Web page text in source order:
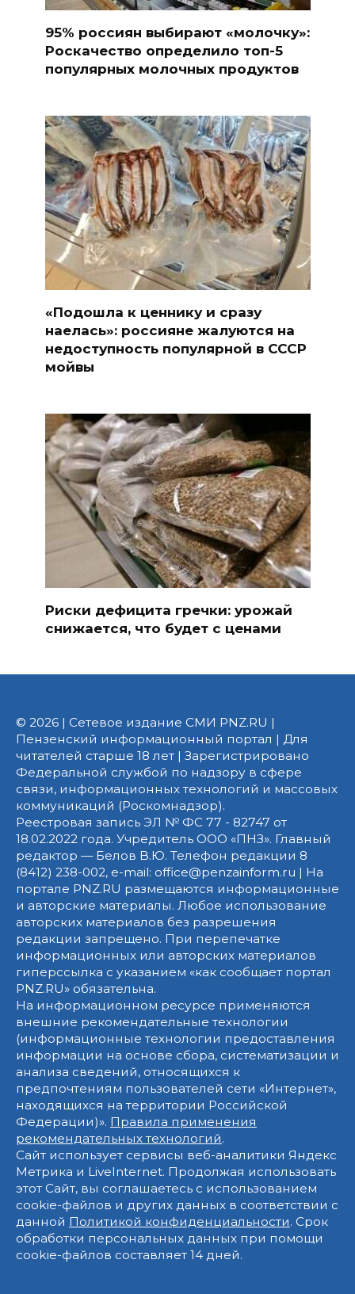
95% россиян выбирают «молочку»:
Роскачество определило топ-5
популярных молочных продуктов
«Подошла к ценнику и сразу
наелась»: россияне жалуются на
недоступность популярной в СССР
мойвы
Риски дефицита гречки: урожай
снижается, что будет с ценами
© 2026 | Сетевое издание СМИ PNZ.RU |
Пензенский информационный портал | Для
читателей старше 18 лет | Зарегистрировано
Федеральной службой по надзору в сфере
связи, информационных технологий и массовых
коммуникаций (Роскомнадзор).
Реестровая запись ЭЛ № ФС 77 - 82747 от
18.02.2022 года. Учредитель ООО «ПНЗ». Главный
редактор — Белов В.Ю. Телефон редакции 8
(8412) 238-002, e-mail: office@penzainform.ru | На
портале PNZ.RU размещаются информационные
и авторские материалы. Любое использование
авторских материалов без разрешения
редакции запрещено. При перепечатке
информационных или авторских материалов
гиперссылка с указанием «как сообщает портал
PNZ.RU» обязательна.
На информационном ресурсе применяются
внешние рекомендательные технологии
(информационные технологии предоставления
информации на основе сбора, систематизации и
анализа сведений, относящихся к
предпочтениям пользователей сети «Интернет»,
находящихся на территории Российской
Федерации)». Правила применения
рекомендательных технологий.
Сайт использует сервисы веб-аналитики Яндекс
Метрика и LiveInternet. Продолжая использовать
этот Сайт, вы соглашаетесь с использованием
cookie-файлов и других данных в соответствии с
данной Политикой конфиденциальности. Срок
обработки персональных данных при помощи
cookie-файлов составляет 14 дней.